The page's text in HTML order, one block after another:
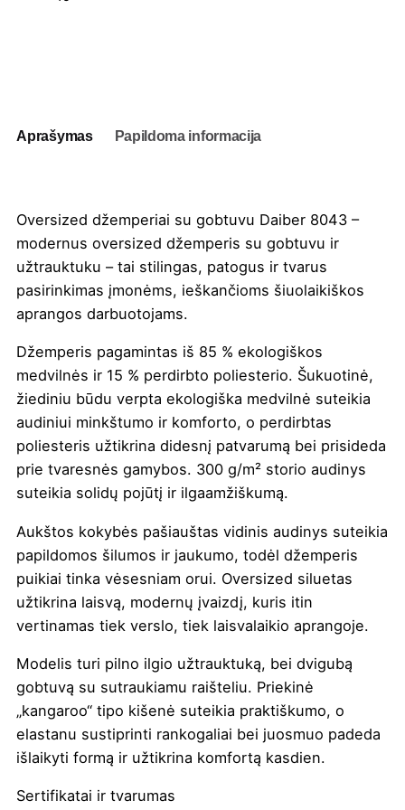
8043
Aprašymas Papildoma informacija
Oversized džemperiai su gobtuvu Daiber 8043 –
modernus oversized džemperis su gobtuvu ir
užtrauktuku – tai stilingas, patogus ir tvarus
pasirinkimas įmonėms, ieškančioms šiuolaikiškos
aprangos darbuotojams.
Džemperis pagamintas iš 85 % ekologiškos
medvilnės ir 15 % perdirbto poliesterio. Šukuotinė,
žiediniu būdu verpta ekologiška medvilnė suteikia
audiniui minkštumo ir komforto, o perdirbtas
poliesteris užtikrina didesnį patvarumą bei prisideda
prie tvaresnės gamybos. 300 g/m² storio audinys
suteikia solidų pojūtį ir ilgaamžiškumą.
Aukštos kokybės pašiauštas vidinis audinys suteikia
papildomos šilumos ir jaukumo, todėl džemperis
puikiai tinka vėsesniam orui. Oversized siluetas
užtikrina laisvą, modernų įvaizdį, kuris itin
vertinamas tiek verslo, tiek laisvalaikio aprangoje.
Modelis turi pilno ilgio užtrauktuką, bei dvigubą
gobtuvą su sutraukiamu raišteliu. Priekinė
„kangaroo“ tipo kišenė suteikia praktiškumo, o
elastanu sustiprinti rankogaliai bei juosmuo padeda
išlaikyti formą ir užtikrina komfortą kasdien.
Sertifikatai ir tvarumas